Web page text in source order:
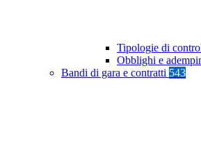
Tipologie di
Obblighi e
Bandi di gara e contratti 543